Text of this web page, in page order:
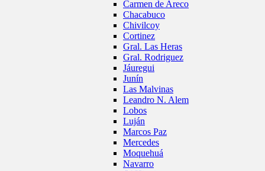
Carmen de Areco
Chacabuco
Chivilcoy
Cortinez
Gral. Las Heras
Gral. Rodriguez
Jáuregui
Junín
Las Malvinas
Leandro N. Alem
Lobos
Luján
Marcos Paz
Mercedes
Moquehuá
Navarro